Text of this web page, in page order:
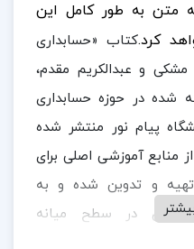
متن به طور کامل این
کرد.کتاب «حسابداری
مشکی و عبدالکریم مقدم،
شده در حوزه حسابداری
پیام نور منتشر شده
منابع آموزشی اصلی برای
تهیه و تدوین شده و به
در سطح میانه